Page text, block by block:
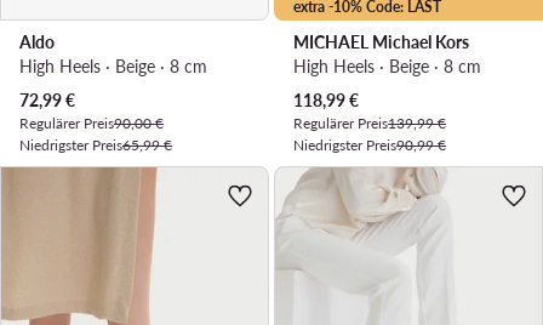
Aldo
High Heels · Beige · 8 cm
Aktueller Preis
72,99€
Regulärer Preis90,00 €
Niedrigster Preis65,99 €
extra -10% Code: LAST
MICHAEL Michael Kors
High Heels · Beige · 8 cm
Aktueller Preis
118,99€
Regulärer Preis139,99 €
Niedrigster Preis90,99 €